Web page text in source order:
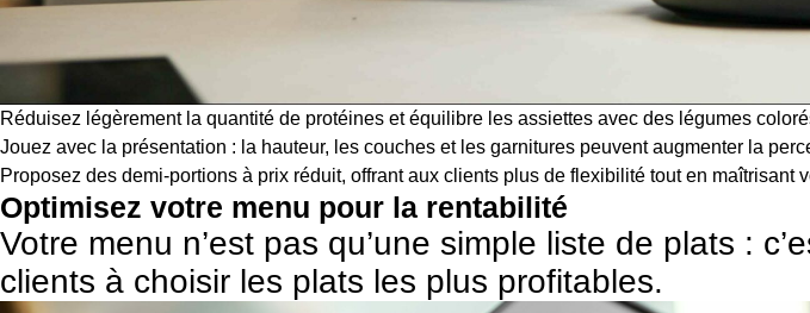
Réduisez légèrement la quantité de protéines et équilibre les assiettes avec des légumes
Jouez avec la présentation : la hauteur, les couches et les garnitures peuvent augmenter la
Proposez des demi-portions à prix réduit, offrant aux clients plus de flexibilité tout en maîtrisant
Optimisez votre menu pour la rentabilité
Votre menu n’est pas qu’une simple liste de plats :
clients à choisir les plats les plus profitables.